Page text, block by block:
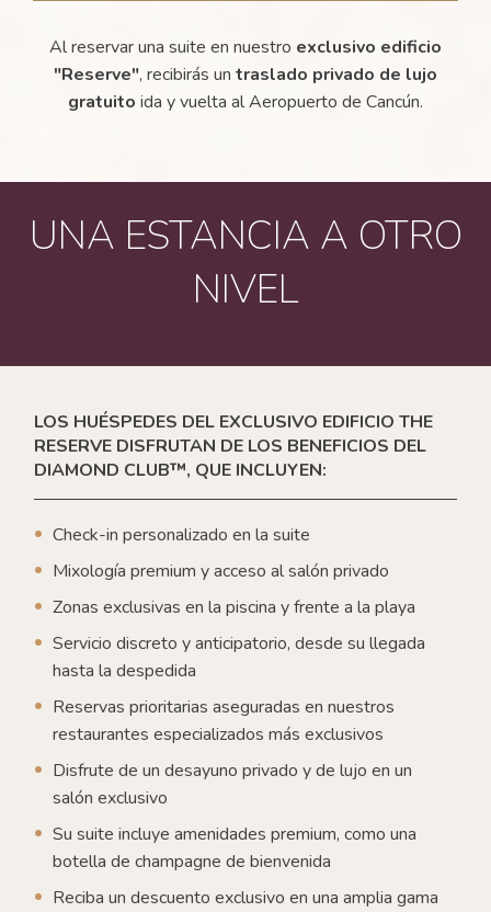
Al reservar una suite en nuestro exclusivo edificio
"Reserve", recibirás un traslado privado de lujo
gratuito ida y vuelta al Aeropuerto de Cancún.
UNA ESTANCIA A OTRO
NIVEL
LOS HUÉSPEDES DEL EXCLUSIVO EDIFICIO THE
RESERVE DISFRUTAN DE LOS BENEFICIOS DEL
DIAMOND CLUB™, QUE INCLUYEN:
Check-in personalizado en la suite
Mixología premium y acceso al salón privado
Zonas exclusivas en la piscina y frente a la playa
Servicio discreto y anticipatorio, desde su llegada
hasta la despedida
Reservas prioritarias aseguradas en nuestros
restaurantes especializados más exclusivos
Disfrute de un desayuno privado y de lujo en un
salón exclusivo
Su suite incluye amenidades premium, como una
botella de champagne de bienvenida
Reciba un descuento exclusivo en una amplia gama